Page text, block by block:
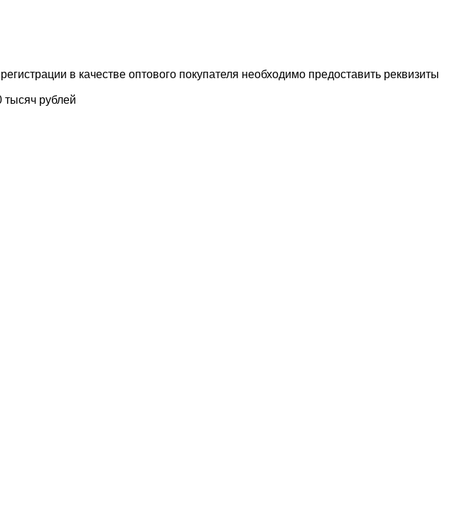
в качестве оптового покупателя необходимо предоставить реквизиты
тысяч рублей